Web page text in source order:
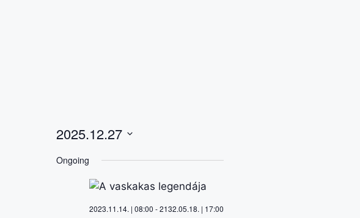
2025.12.27
e
Ongoing
2023.11.14. | 08:00 -2132.05.18. | 17:00